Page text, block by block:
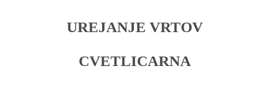
UREJANJE VRTOV
CVETLIČARNA